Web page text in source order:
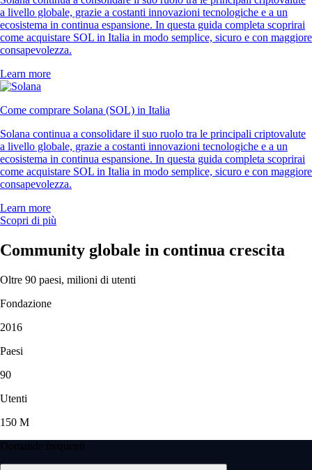
a livello globale, grazie a costanti innovazioni tecnologiche e a un
ecosistema in continua espansione. In questa guida completa scoprirai
come acquistare SOL in Italia in modo semplice, sicuro e con maggiore
consapevolezza.
Learn more
Come comprare Solana (SOL) in Italia
Solana continua a consolidare il suo ruolo tra le principali criptovalute
a livello globale, grazie a costanti innovazioni tecnologiche e a un
ecosistema in continua espansione. In questa guida completa scoprirai
come acquistare SOL in Italia in modo semplice, sicuro e con maggiore
consapevolezza.
Learn more
Scopri di più
Community globale in continua crescita
Oltre 90 paesi, milioni di utenti
Fondazione
2016
Paesi
90
Utenti
150 M
Domande frequenti